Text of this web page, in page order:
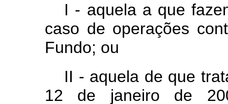
I - aquela a que
caso de operações
Fundo; ou
II - aquela de que
12 de janeiro de